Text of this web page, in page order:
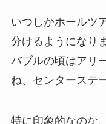
いつしかホールツ
分けるようになり
バブルの頃はアリ
ね、センターステ
特に印象的なのな